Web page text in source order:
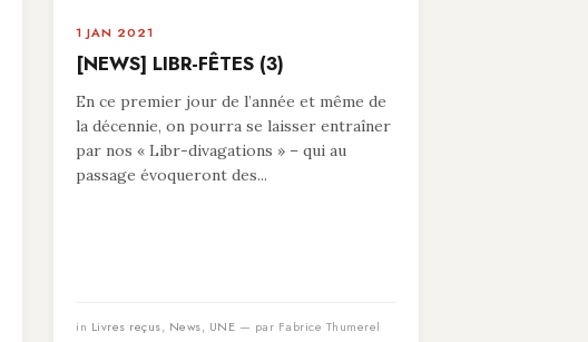
1 JAN 2021
[NEWS] LIBR-FÊTES (3)
En ce premier jour de l’année et même de
la décennie, on pourra se laisser entraîner
par nos « Libr-divagations » – qui au
passage évoqueront des...
in Livres reçus, News, UNE — par Fabrice Thumerel